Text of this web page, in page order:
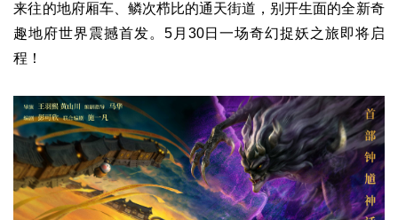
来往的地府厢车、鳞次栉比的通天街道，别开生面的全新奇
趣地府世界震撼首发。5月30日一场奇幻捉妖之旅即将启
程！